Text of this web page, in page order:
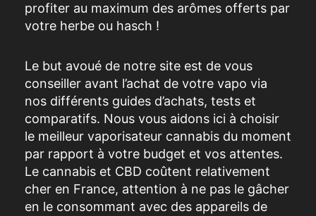
profiter au maximum des arômes offerts par
votre herbe ou hasch !
Le but avoué de notre site est de vous
conseiller avant l’achat de votre vapo via
nos différents guides d’achats, tests et
comparatifs. Nous vous aidons ici à choisir
le meilleur vaporisateur cannabis du moment
par rapport à votre budget et vos attentes.
Le cannabis et CBD coûtent relativement
cher en France, attention à ne pas le gâcher
en le consommant avec des appareils de